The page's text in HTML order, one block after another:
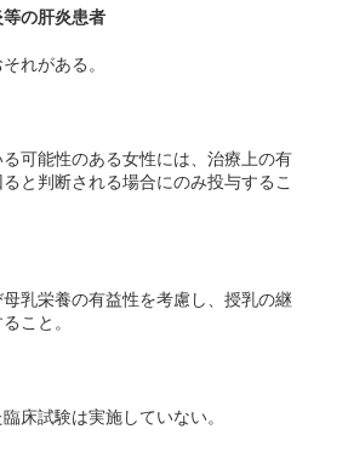
の肝炎患者
れがある。
可能性のある女性には、治療上の有
と判断される場合にのみ投与するこ
乳栄養の有益性を考慮し、授乳の継
こと。
床試験は実施していない。